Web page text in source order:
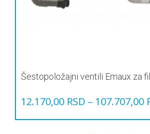
Šestopoložajni ventili Emaux za
12.170,00 RSD – 107.707,00